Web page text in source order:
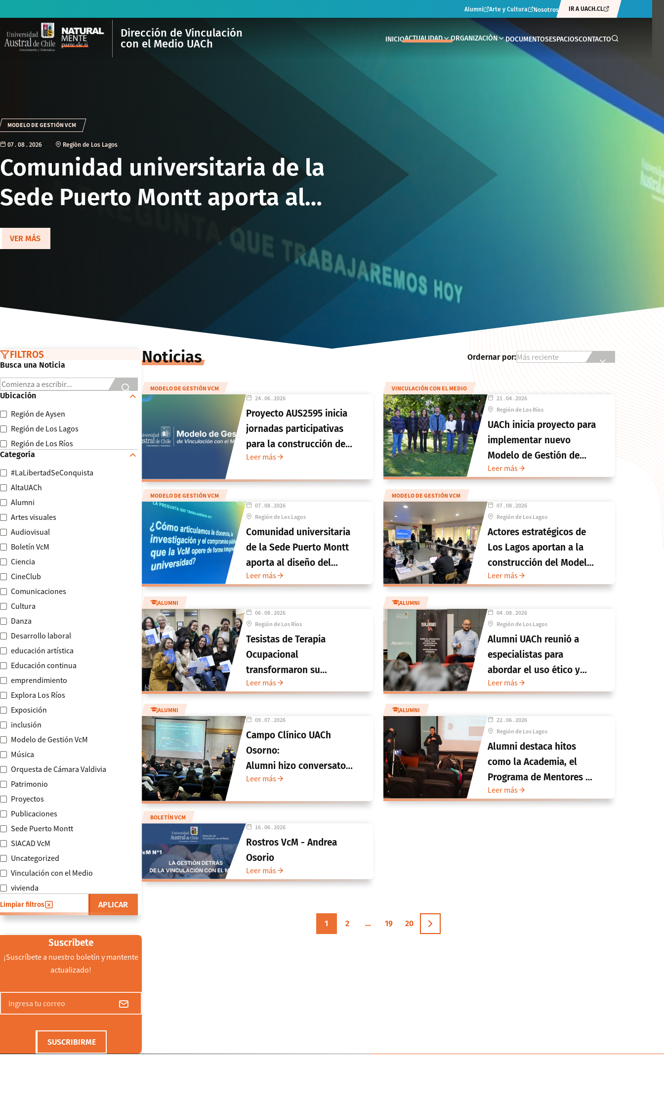
Alumni Arte y Cultura Nosotros IR A UACH.CL
Dirección de Vinculación
con el Medio UACh
INICIOACTUALIDAD ORGANIZACIÓN DOCUMENTOSESPACIOSCONTACTO
MODELO DE GESTIÓN VCM
07 . 08 . 2026 Región de Los Lagos
Comunidad universitaria de la
Sede Puerto Montt aporta al
diseño del Modelo de Gestión de
Vinculación con el Medio
VER MÁS
FILTROS
Busca una Noticia
Ubicación
Región de Aysen
Región de Los Lagos
Región de Los Ríos
Categoría
#LaLibertadSeConquista
AltaUACh
Alumni
Artes visuales
Audiovisual
Boletín VcM
Ciencia
CineClub
Comunicaciones
Cultura
Danza
Desarrollo laboral
educación artística
Educación continua
emprendimiento
Explora Los Ríos
Exposición
inclusión
Modelo de Gestión VcM
Música
Orquesta de Cámara Valdivia
Patrimonio
Proyectos
Publicaciones
Sede Puerto Montt
SIACAD VcM
Uncategorized
Vinculación con el Medio
vivienda
Limpiar filtros APLICAR
Suscríbete
¡Suscríbete a nuestro boletín y mantente
actualizado!
SUSCRIBIRME
Noticias Ordernar por:
MODELO DE GESTIÓN VCM
24 . 06 . 2026
Proyecto AUS2595 inicia
jornadas participativas
para la construcción del
Modelo de Gestión de
Leer más
VINCULACIÓN CON EL MEDIO
21 . 04 . 2026
Región de Los Ríos
UACh inicia proyecto para
implementar nuevo
Modelo de Gestión de
Vinculación con el Medio
Leer más
MODELO DE GESTIÓN VCM
07 . 08 . 2026
Región de Los Lagos
Comunidad universitaria
de la Sede Puerto Montt
aporta al diseño del
Modelo de Gestión de
Leer más
MODELO DE GESTIÓN VCM
07 . 08 . 2026
Región de Los Lagos
Actores estratégicos de
Los Lagos aportan a la
construcción del Modelo
de Gestión de
de la UACh
Leer más
ALUMNI
06 . 08 . 2026
Región de Los Ríos
Tesistas de Terapia
Ocupacional
transformaron su
investigación en libro
mujeres migrantes de Los
Ríos
Leer más
ALUMNI
04 . 08 . 2026
Región de Los Lagos
Alumni UACh reunió a
especialistas para
abordar el uso ético y
legal de la inteligencia
Leer más
ALUMNI
09 . 07 . 2026
Campo Clínico UACh
Osorno:
Alumni hizo conversatorio para
estudiantes de
Leer más
ALUMNI
22 . 06 . 2026
Región de Los Lagos
Alumni destaca hitos
como la Academia, el
Programa de Mentores y
la Encuesta 2026
Leer más
BOLETÍN VCM
16 . 06 . 2026
Rostros VcM - Andrea
Osorio
Leer más
1 2 … 19 20